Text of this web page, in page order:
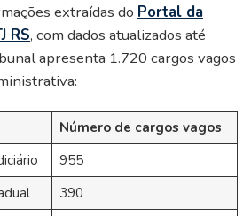
extraídas do Portal da
RS, com dados atualizados até
apresenta 1.720 cargos vagos
Número de cargos vagos
955
390